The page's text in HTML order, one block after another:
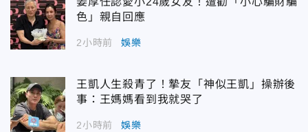
色」親自回應
2小時前 娛樂
王凱人生殺青了！摯友「神似王凱」操辦後
事：王媽媽看到我就哭了
2小時前 娛樂